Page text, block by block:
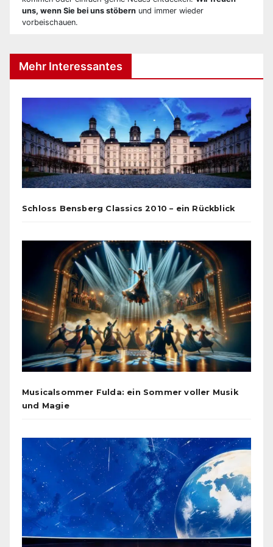
uns, wenn Sie bei uns stöbern und immer wieder
vorbeischauen.
Mehr Interessantes
Schloss Bensberg Classics 2010 – ein Rückblick
Musicalsommer Fulda: ein Sommer voller Musik
und Magie